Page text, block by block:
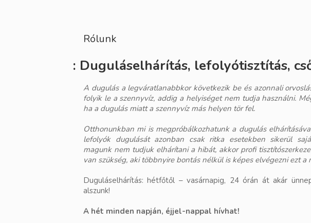
Rólunk
: Duguláselhárítás, lefolyótisztítás,
A dugulás a legváratlanabbkor következik be és azonnali
folyik le a szennyvíz, addig a helyiséget nem tudja használni.
ha a dugulás miatt a szennyvíz más helyen tör fel.
Otthonunkban mi is megpróbálkozhatunk a dugulás
lefolyók dugulását azonban csak ritka esetekben sikerül
magunk nem tudjuk elhárítani a hibát, akkor profi
van szükség, aki többnyire bontás nélkül is képes elvégezni ezt a
Duguláselhárítás: hétfőtől – vasárnapig, 24 órán át akár
alszunk!
A hét minden napján, éjjel-nappal hívhat!